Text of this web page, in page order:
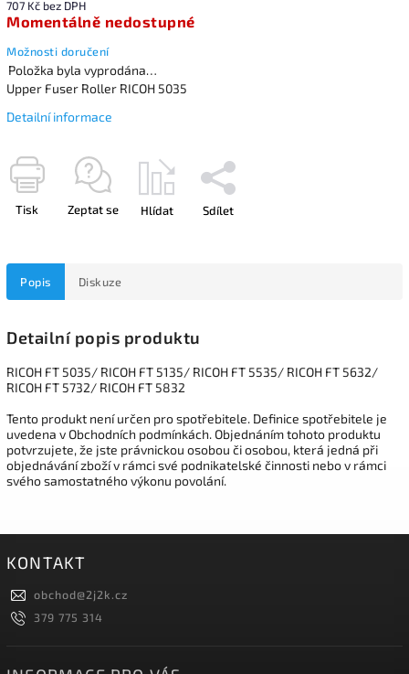
707 Kč bez DPH
Momentálně nedostupné
Možnosti doručení
Položka byla vyprodána…
Upper Fuser Roller RICOH 5035
Detailní informace
Tisk Zeptat se Hlídat Sdílet
Popis Diskuze
Detailní popis produktu
RICOH FT 5035/ RICOH FT 5135/ RICOH FT 5535/ RICOH FT 5632/
RICOH FT 5732/ RICOH FT 5832
Tento produkt není určen pro spotřebitele. Definice spotřebitele je
uvedena v Obchodních podmínkách. Objednáním tohoto produktu
potvrzujete, že jste právnickou osobou či osobou, která jedná při
objednávání zboží v rámci své podnikatelské činnosti nebo v rámci
svého samostatného výkonu povolání.
KONTAKT
obchod@2j2k.cz
379 775 314